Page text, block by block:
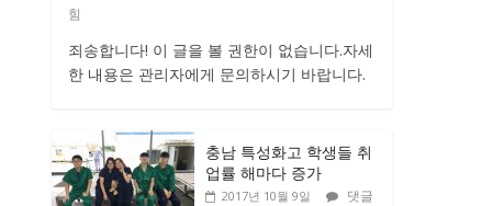
힘
죄송합니다! 이 글을 볼 권한이 없습니다.자세
한 내용은 관리자에게 문의하시기 바랍니다.
충남 특성화고 학생들 취
업률 해마다 증가
2017년 10월 9일
댓글